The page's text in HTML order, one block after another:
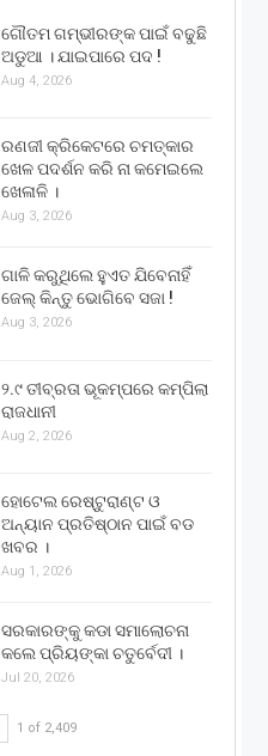
ଗୌତମ ଗମ୍ଭୀରଙ୍କ ପାଇଁ ବଢୁଛି
ଅଡୁଆ । ଯାଇପାରେ ପଦ !
Aug 4, 2026
ରଣଜୀ କ୍ରିକେଟରେ ଚମତ୍କାର
ଖେଳ ପଦର୍ଶନ କରି ନା କମେଇଲେ
ଖେଳାଳି ।
Aug 3, 2026
ଗାଳି କରୁଥିଲେ ହୁଏତ ଯିବେନାହିଁ
ଜେଲ୍ କିନ୍ତୁ ଭୋଗିବେ ସଜା !
Aug 3, 2026
୨.୯ ତୀବ୍ରତା ଭୂକମ୍ପରେ କମ୍ପିଲା
ରାଜଧାନୀ
Aug 2, 2026
ହୋଟେଲ ରେଷ୍ଟୁରାଣ୍ଟ ଓ
ଅନ୍ୟାନ ପ୍ରତିଷ୍ଠାନ ପାଇଁ ବଡ
ଖବର ।
Aug 1, 2026
ସରକାରଙ୍କୁ କଡା ସମାଲୋଚନା
କଲେ ପ୍ରିୟଙ୍କା ଚତୁର୍ବେଦୀ ।
Jul 20, 2026
1 of 2,409